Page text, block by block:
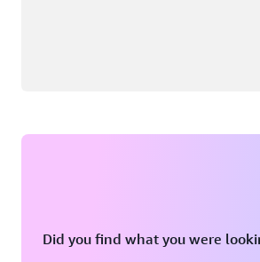
Did you find what you were